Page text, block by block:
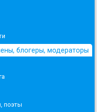
блогеры, модераторы
поэты